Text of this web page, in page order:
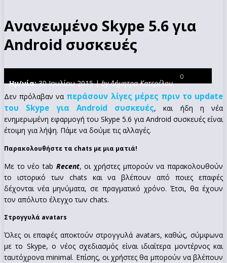
Ανανεωμένο Skype 5.6 για
Android συσκευές
Ημ/νία:30 Ιουλίου 2015 |by Δήμητρα Κατερέλου
0
Δεν πρόλαβαν να περάσουν λίγες μέρες πριν το update
του Skype για Android συσκευές, και ήδη η νέα
ενημερωμένη εφαρμογή του Skype 5.6 για Android συσκευές είναι
έτοιμη για λήψη. Πάμε να δούμε τις αλλαγές.
Παρακολουθήστε τα chats με μια ματιά!
Με το νέο tab Recent, οι χρήστες μπορούν να παρακολουθούν
το ιστορικό των chats και να βλέπουν από ποιες επαφές
δέχονται νέα μηνύματα, σε πραγματικό χρόνο. Έτσι, θα έχουν
τον απόλυτο έλεγχο των chats.
Στρογγυλά avatars
Όλες οι επαφές αποκτούν στρογγυλά avatars, καθώς, σύμφωνα
με το Skype, ο νέος σχεδιασμός είναι ιδιαίτερα μοντέρνος και
ταυτόχρονα minimal. Επίσης, οι χρήστες θα μπορούν να βλέπουν